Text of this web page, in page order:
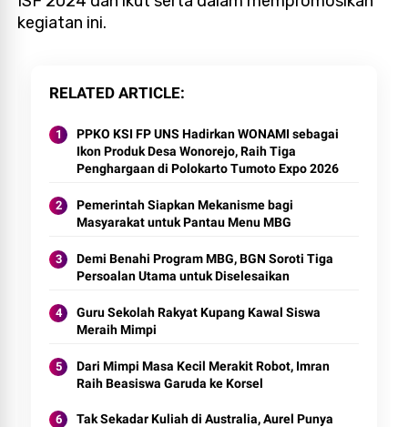
kegiatan ini.
RELATED ARTICLE
PPKO KSI FP UNS Hadirkan WONAMI sebagai
Ikon Produk Desa Wonorejo, Raih Tiga
Penghargaan di Polokarto Tumoto Expo 2026
Pemerintah Siapkan Mekanisme bagi
Masyarakat untuk Pantau Menu MBG
Demi Benahi Program MBG, BGN Soroti Tiga
Persoalan Utama untuk Diselesaikan
Guru Sekolah Rakyat Kupang Kawal Siswa
Meraih Mimpi
Dari Mimpi Masa Kecil Merakit Robot, Imran
Raih Beasiswa Garuda ke Korsel
Tak Sekadar Kuliah di Australia, Aurel Punya